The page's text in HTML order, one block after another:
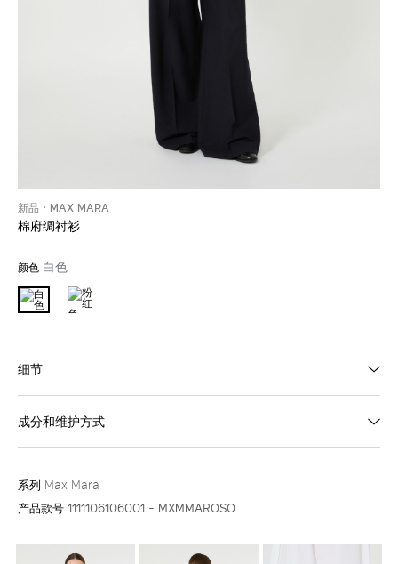
新品 MAX MARA
棉府绸衬衫
颜色 白色
细节
成分和维护方式
系列 Max Mara
产品款号 1111106106001 - MXMMAROSO